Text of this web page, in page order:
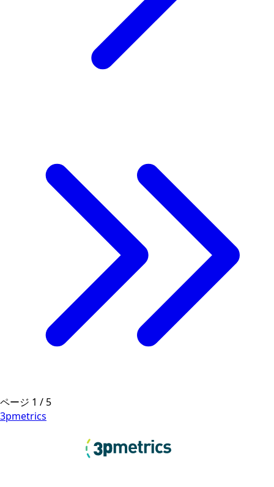
ページ 1 / 5
3pmetrics